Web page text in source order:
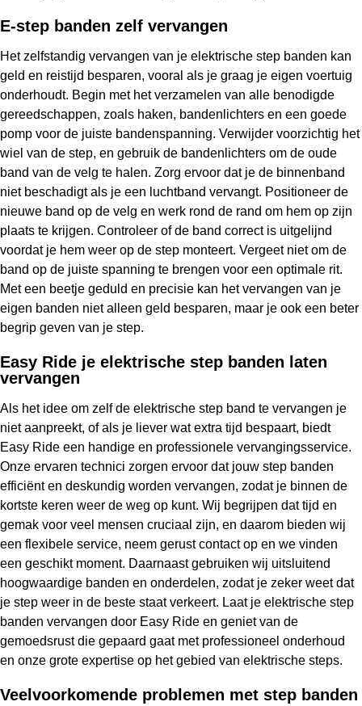
E-step banden zelf vervangen
Het zelfstandig vervangen van je elektrische step banden kan
geld en reistijd besparen, vooral als je graag je eigen voertuig
onderhoudt. Begin met het verzamelen van alle benodigde
gereedschappen, zoals haken, bandenlichters en een goede
pomp voor de juiste bandenspanning. Verwijder voorzichtig het
wiel van de step, en gebruik de bandenlichters om de oude
band van de velg te halen. Zorg ervoor dat je de binnenband
niet beschadigt als je een luchtband vervangt. Positioneer de
nieuwe band op de velg en werk rond de rand om hem op zijn
plaats te krijgen. Controleer of de band correct is uitgelijnd
voordat je hem weer op de step monteert. Vergeet niet om de
band op de juiste spanning te brengen voor een optimale rit.
Met een beetje geduld en precisie kan het vervangen van je
eigen banden niet alleen geld besparen, maar je ook een beter
begrip geven van je step.
Easy Ride je elektrische step banden laten
vervangen
Als het idee om zelf de elektrische step band te vervangen je
niet aanpreekt, of als je liever wat extra tijd bespaart, biedt
Easy Ride een handige en professionele vervangingsservice.
Onze ervaren technici zorgen ervoor dat jouw step banden
efficiënt en deskundig worden vervangen, zodat je binnen de
kortste keren weer de weg op kunt. Wij begrijpen dat tijd en
gemak voor veel mensen cruciaal zijn, en daarom bieden wij
een flexibele service, neem gerust contact op en we vinden
een geschikt moment. Daarnaast gebruiken wij uitsluitend
hoogwaardige banden en onderdelen, zodat je zeker weet dat
je step weer in de beste staat verkeert. Laat je elektrische step
banden vervangen door Easy Ride en geniet van de
gemoedsrust die gepaard gaat met professioneel onderhoud
en onze grote expertise op het gebied van elektrische steps.
Veelvoorkomende problemen met step banden